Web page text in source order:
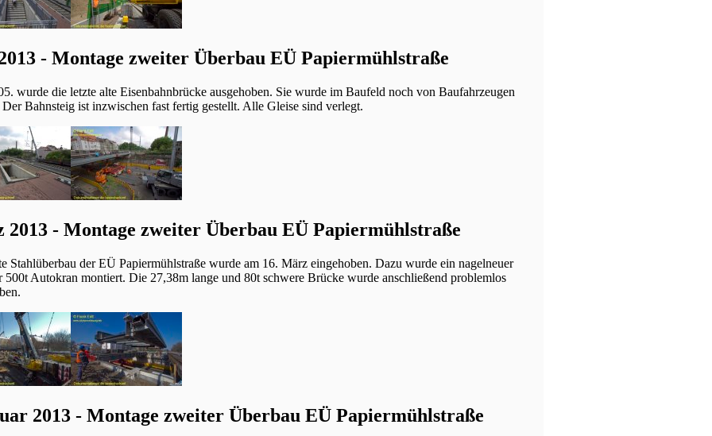
- Montage zweiter Überbau EÜ Papiermühlstraße
wurde die letzte alte Eisenbahnbrücke ausgehoben. Sie wurde im Baufeld noch von Baufahrzeugen
Der Bahnsteig ist inzwischen fast fertig gestellt. Alle Gleise sind verlegt.
2013 - Montage zweiter Überbau EÜ Papiermühlstraße
Stahlüberbau der EÜ Papiermühlstraße wurde am 16. März eingehoben. Dazu wurde ein nagelneuer
500t Autokran montiert. Die 27,38m lange und 80t schwere Brücke wurde anschließend problemlos
2013 - Montage zweiter Überbau EÜ Papiermühlstraße